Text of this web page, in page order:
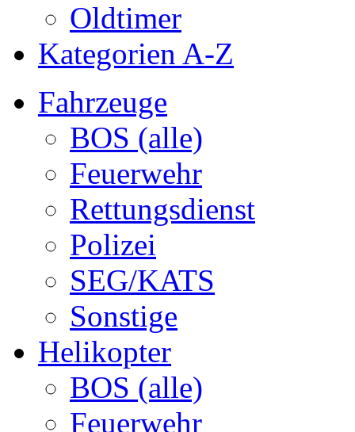
Oldtimer
Kategorien A-Z
Fahrzeuge
BOS (alle)
Feuerwehr
Rettungsdienst
Polizei
SEG/KATS
Sonstige
Helikopter
BOS (alle)
Feuerwehr